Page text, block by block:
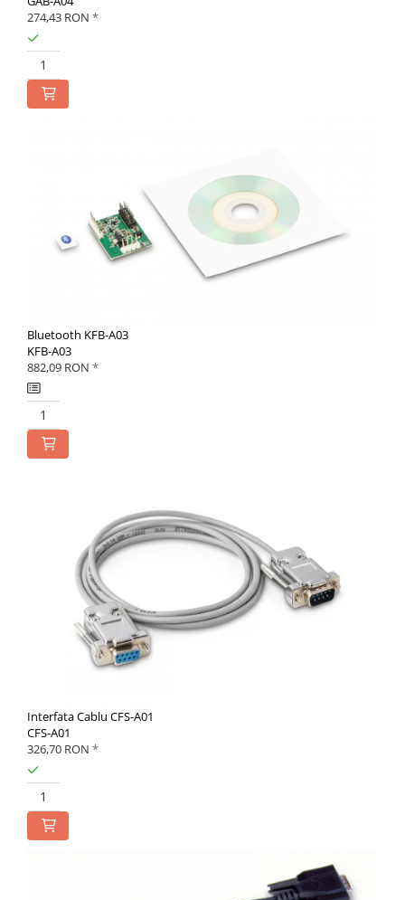
274,43 RON *
Bluetooth KFB-A03
KFB-A03
882,09 RON *
Interfata Cablu CFS-A01
CFS-A01
326,70 RON *